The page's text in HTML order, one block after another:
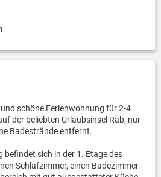
schöne Ferienwohnung für 2-4
der beliebten Urlaubsinsel Rab, nur
Badestrände entfernt.
befindet sich in der 1. Etage des
Schlafzimmer, einen Badezimmer